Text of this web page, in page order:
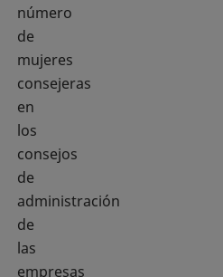
número
de
mujeres
consejeras
en
los
consejos
de
administración
de
las
empresas